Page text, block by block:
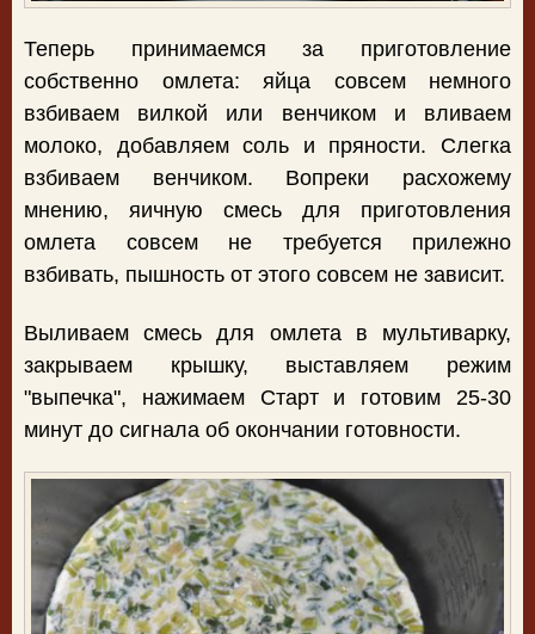
Теперь принимаемся за приготовление
собственно омлета: яйца совсем немного
взбиваем вилкой или венчиком и вливаем
молоко, добавляем соль и пряности. Слегка
взбиваем венчиком. Вопреки расхожему
мнению, яичную смесь для приготовления
омлета совсем не требуется прилежно
взбивать, пышность от этого совсем не зависит.
Выливаем смесь для омлета в мультиварку,
закрываем крышку, выставляем режим
"выпечка", нажимаем Старт и готовим 25-30
минут до сигнала об окончании готовности.